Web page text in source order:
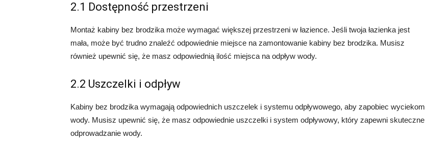
2.1 Dostępność przestrzeni
Montaż kabiny bez brodzika może wymagać większej przestrzeni w łazience. Jeśli twoja łazienka jest
mała, może być trudno znaleźć odpowiednie miejsce na zamontowanie kabiny bez brodzika. Musisz
również upewnić się, że masz odpowiednią ilość miejsca na odpływ wody.
2.2 Uszczelki i odpływ
Kabiny bez brodzika wymagają odpowiednich uszczelek i systemu odpływowego, aby zapobiec wyciekom
wody. Musisz upewnić się, że masz odpowiednie uszczelki i system odpływowy, który zapewni skuteczne
odprowadzanie wody.